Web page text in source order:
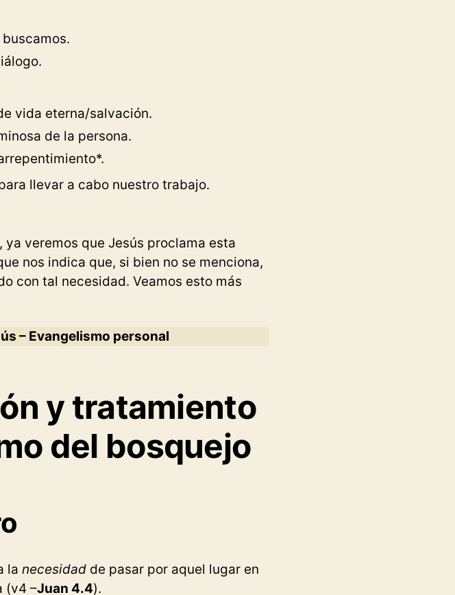
vida eterna/salvación.
de la persona.
llevar a cabo nuestro trabajo.
veremos que Jesús proclama esta
nos indica que, si bien no se menciona,
con tal necesidad. Veamos esto más
– Evangelismo personal
y tratamiento
del bosquejo
la necesidad de pasar por aquel lugar en
(v4 –Juan 4.4).